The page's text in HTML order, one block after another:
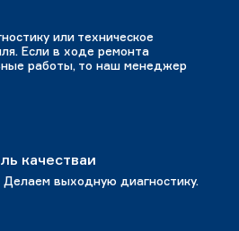
или техническое
Если в ходе ремонта
работы, то наш менеджер
качестваи
выходную диагностику.